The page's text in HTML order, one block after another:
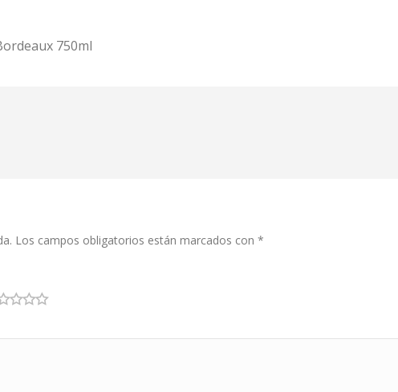
750ml
Los campos obligatorios están marcados con *